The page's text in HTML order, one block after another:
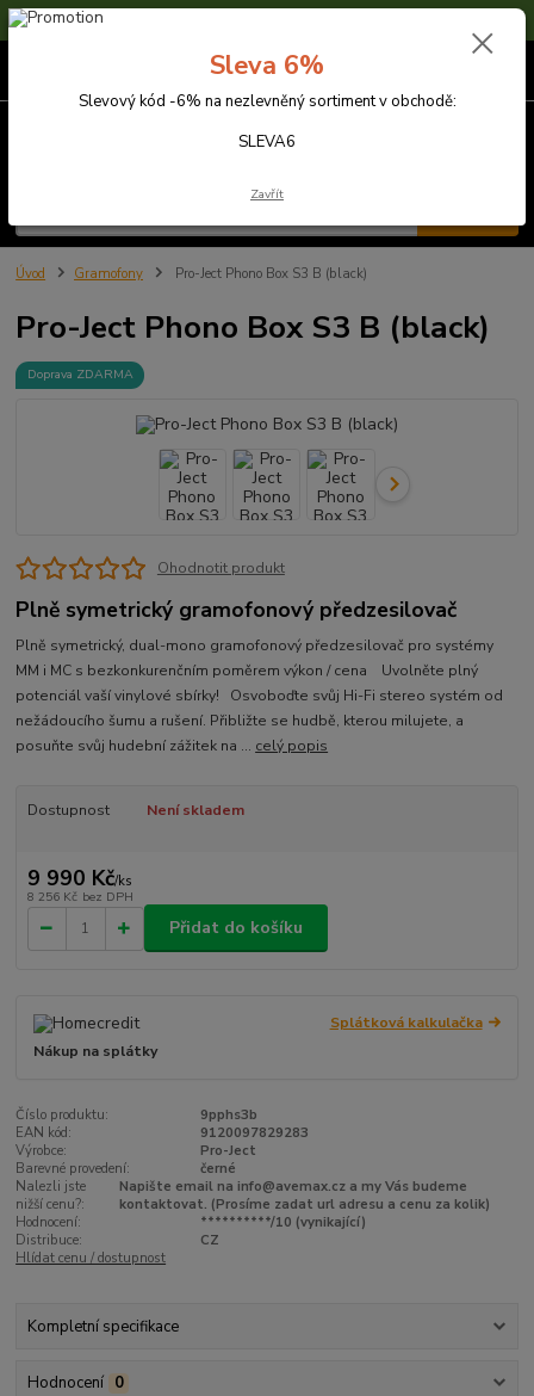
Sleva 6% na nezlevněné zboží s kódem SLEVA6
Úvod Gramofony Pro-Ject Phono Box S3 B (black)
Pro-Ject Phono Box S3 B (black)
Doprava ZDARMA
Ohodnotit produkt
Plně symetrický gramofonový předzesilovač
Plně symetrický, dual-mono gramofonový předzesilovač pro systémy
MM i MC s bezkonkurenčním poměrem výkon / cena Uvolněte plný
potenciál vaší vinylové sbírky! Osvoboďte svůj Hi-Fi stereo systém od
nežádoucího šumu a rušení. Přibližte se hudbě, kterou milujete, a
posuňte svůj hudební zážitek na ... celý popis
Dostupnost Není skladem
9 990 Kč/ks
8 256 Kč bez DPH
Přidat do košíku
Splátková kalkulačka
Nákup na splátky
Číslo produktu:
9pphs3b
EAN kód:
9120097829283
Výrobce:
Pro-Ject
Barevné provedení:
černé
Nalezli jste
nižší cenu?:
Napište email na info@avemax.cz a my Vás budeme
kontaktovat. (Prosíme zadat url adresu a cenu za kolik)
Hodnocení:
**********/10 (vynikající)
Distribuce:
CZ
Hlídat cenu / dostupnost
Kompletní specifikace
Hodnocení 0
Sleva 6%
Slevový kód -6% na nezlevněný sortiment v obchodě:
SLEVA6
Zavřít